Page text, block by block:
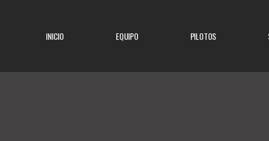
INICIO EQUIPO PILOTOS